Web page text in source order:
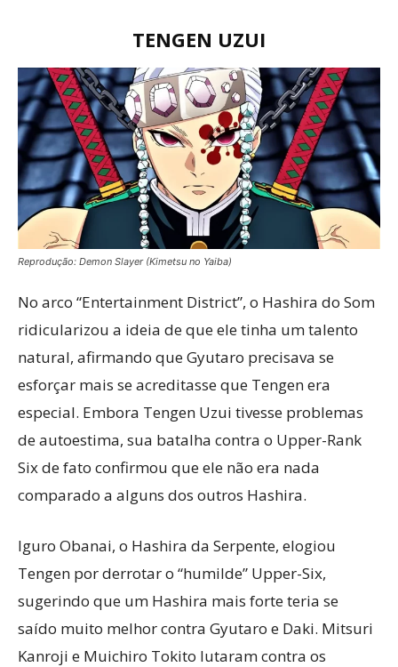
TENGEN UZUI
Reprodução: Demon Slayer (Kimetsu no Yaiba)
No arco “Entertainment District”, o Hashira do Som
ridicularizou a ideia de que ele tinha um talento
natural, afirmando que Gyutaro precisava se
esforçar mais se acreditasse que Tengen era
especial. Embora Tengen Uzui tivesse problemas
de autoestima, sua batalha contra o Upper-Rank
Six de fato confirmou que ele não era nada
comparado a alguns dos outros Hashira.
Iguro Obanai, o Hashira da Serpente, elogiou
Tengen por derrotar o “humilde” Upper-Six,
sugerindo que um Hashira mais forte teria se
saído muito melhor contra Gyutaro e Daki. Mitsuri
Kanroji e Muichiro Tokito lutaram contra os